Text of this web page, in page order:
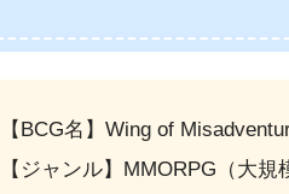
【BCG名】Wing of
【ジャンル】MMORPG（大